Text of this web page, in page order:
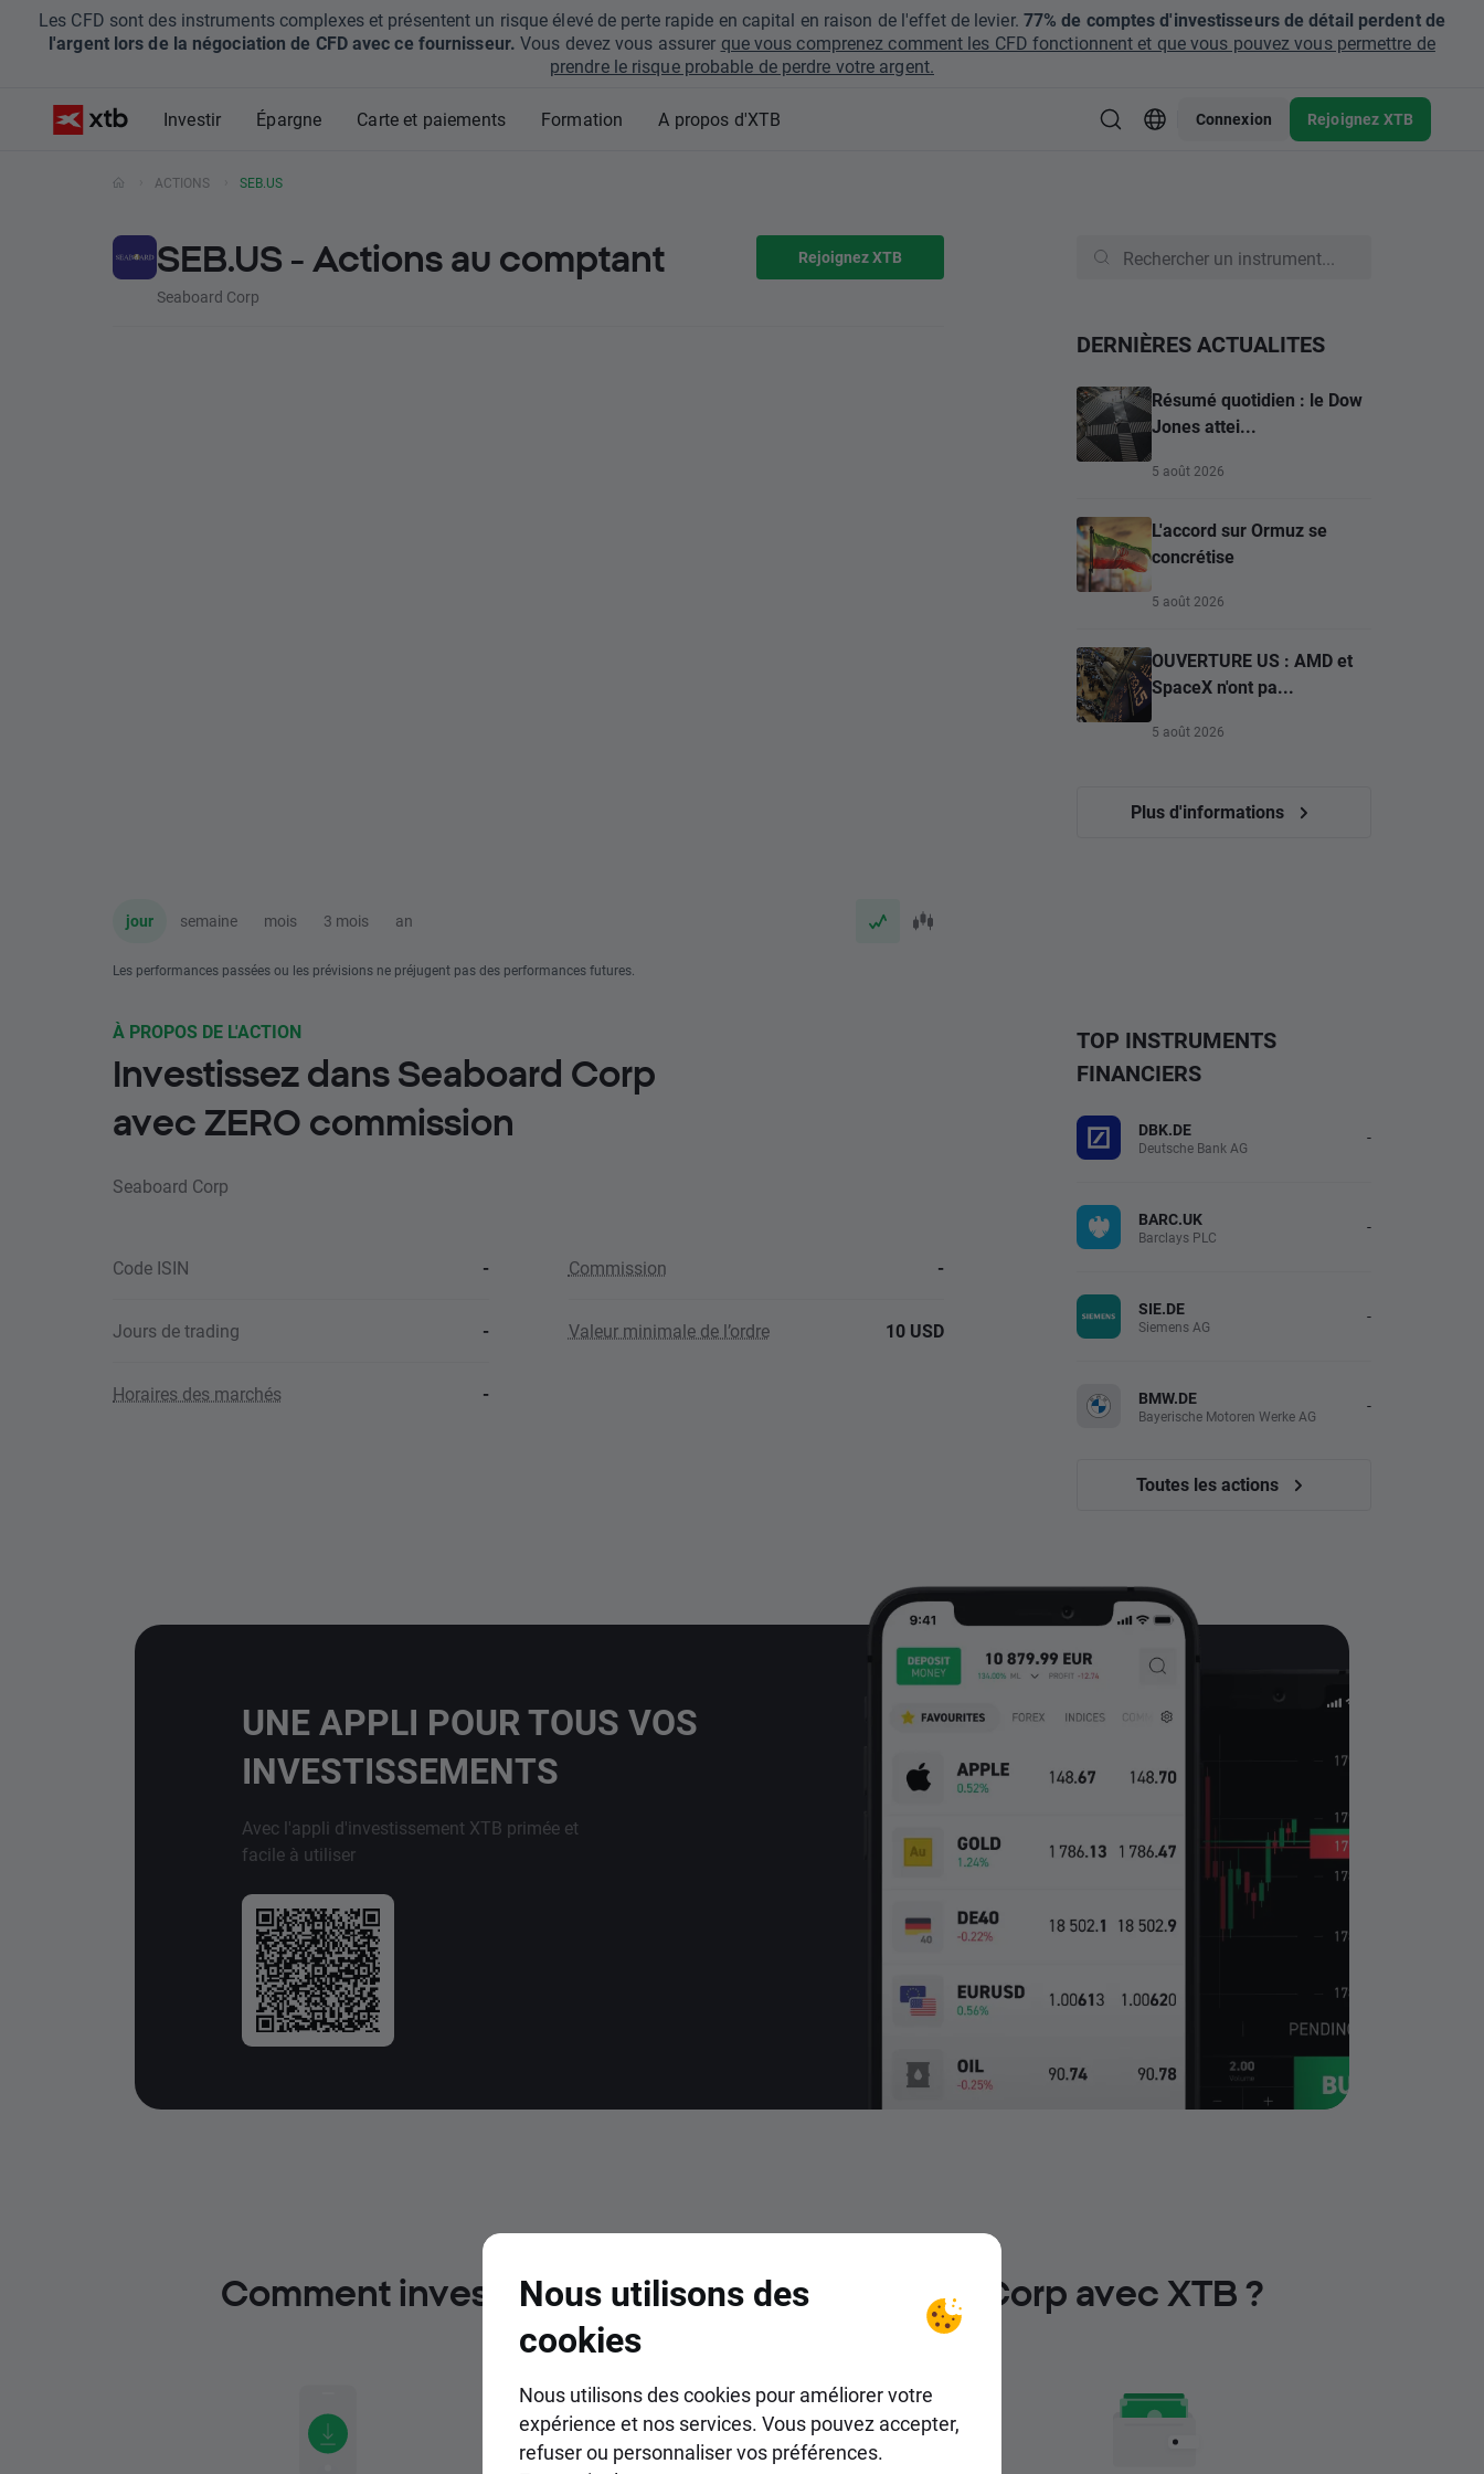
Les CFD sont des instruments complexes et présentent un risque élevé de perte rapide en capital en raison de l'effet de levier. 77% de comptes d'investisseurs de détail perdent de
l'argent lors de la négociation de CFD avec ce fournisseur. Vous devez vous assurer que vous comprenez comment les CFD fonctionnent et que vous pouvez vous permettre de
prendre le risque probable de perdre votre argent.
Investir Épargne Carte et paiements Formation A propos d'XTB Connexion Rejoignez XTB
ACTIONS SEB.US
SEB.US - Actions au comptant
Seaboard Corp
Rejoignez XTB
jour semaine mois 3 mois an
Les performances passées ou les prévisions ne préjugent pas des performances futures.
DERNIÈRES ACTUALITES
Résumé quotidien : le Dow
Jones attei...
5 août 2026
L'accord sur Ormuz se
concrétise
5 août 2026
OUVERTURE US : AMD et
SpaceX n'ont pa...
5 août 2026
Plus d'informations
À PROPOS DE L'ACTION
Investissez dans Seaboard Corp
avec ZERO commission
Seaboard Corp
Code ISIN - Commission -
Jours de trading - Valeur minimale de l’ordre 10 USD
Horaires des marchés -
TOP INSTRUMENTS
FINANCIERS
DBK.DE
Deutsche Bank AG -
BARC.UK
Barclays PLC -
SIE.DE
Siemens AG -
BMW.DE
Bayerische Motoren Werke AG -
Toutes les actions
UNE APPLI POUR TOUS VOS
INVESTISSEMENTS
Avec l'appli d'investissement XTB primée et
facile à utiliser
Comment investir dans les actions Seaboard Corp avec XTB ?
Nous utilisons des
cookies
Nous utilisons des cookies pour améliorer votre
expérience et nos services. Vous pouvez accepter,
refuser ou personnaliser vos préférences.